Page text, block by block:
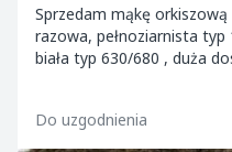
Sprzedam mąkę
razowa, pełnoziarnista
biała typ 630/680 , duża
Do uzgodnienia